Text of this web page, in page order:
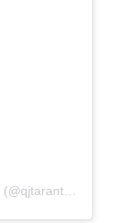
Un post condiviso da Quentin Tarantino (@qjtarantino)